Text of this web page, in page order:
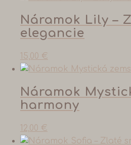
Náramok Lily –
elegancie
15,00 €
Náramok
harmony
12,00 €